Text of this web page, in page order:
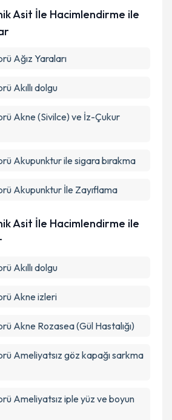
Asit İle Hacimlendirme ile
Ağız Yaraları
Akıllı dolgu
Akne (Sivilce) ve İz-Çukur
Akupunktur ile sigara bırakma
Akupunktur İle Zayıflama
Asit İle Hacimlendirme ile
Akıllı dolgu
Akne izleri
Akne Rozasea (Gül Hastalığı)
Ameliyatsız göz kapağı sarkma
Ameliyatsız iple yüz ve boyun